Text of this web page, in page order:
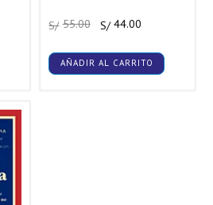
S/ 55.00 S/ 44.00
AÑADIR AL CARRITO